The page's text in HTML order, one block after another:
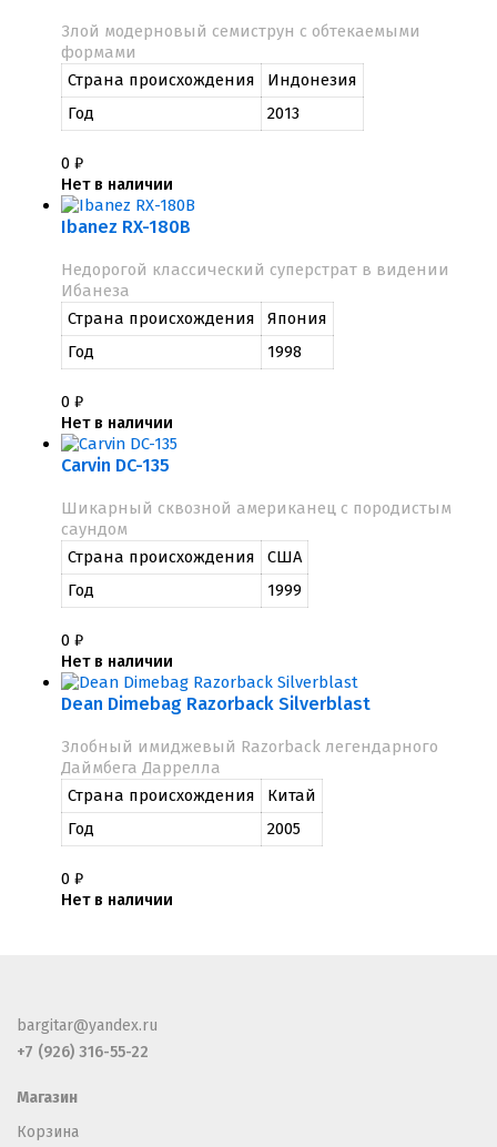
Злой модерновый семиструн с обтекаемыми
формами
Страна происхождения
Индонезия
Год
2013
0 ₽
Нет в наличии
Ibanez RX-180B
Недорогой классический суперстрат в видении
Ибанеза
Страна происхождения
Япония
Год
1998
0 ₽
Нет в наличии
Carvin DC-135
Шикарный сквозной американец с породистым
саундом
Страна происхождения
США
Год
1999
0 ₽
Нет в наличии
Dean Dimebag Razorback Silverblast
Злобный имиджевый Razorback легендарного
Даймбега Даррелла
Страна происхождения
Китай
Год
2005
0 ₽
Нет в наличии
bargitar@yandex.ru
+7 (926) 316-55-22
Магазин
Корзина